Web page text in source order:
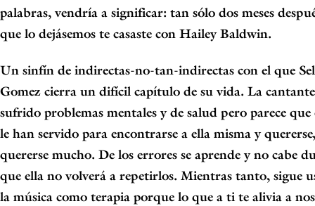
palabras, vendría a significar: tan sólo dos meses
que lo dejásemos te casaste con Hailey Baldwin.
Un sinfín de indirectas-no-tan-indirectas con el que
Gomez cierra un difícil capítulo de su vida. La
sufrido problemas mentales y de salud pero parece que
le han servido para encontrarse a ella misma y quererse,
quererse mucho. De los errores se aprende y no cabe
que ella no volverá a repetirlos. Mientras tanto, sigue
la música como terapia porque lo que a ti te alivia a